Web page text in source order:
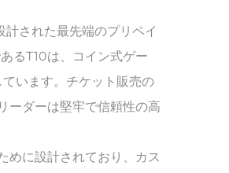
された最先端のプリペイ
るT10は、コイン式ゲー
います。チケット販売の
ーダーは堅牢で信頼性の高
めに設計されており、カス